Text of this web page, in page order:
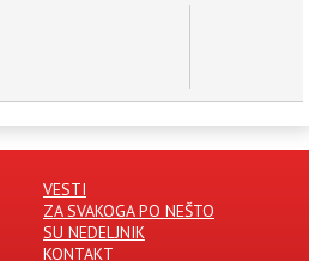
VESTI
ZA SVAKOGA PO NEŠTO
SU NEDELJNIK
KONTAKT